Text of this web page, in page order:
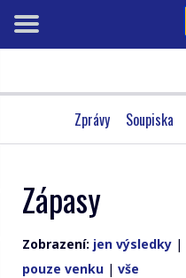
Zprávy Soupiska
Zápasy
Zobrazení: jen výsledky |
pouze venku | vše